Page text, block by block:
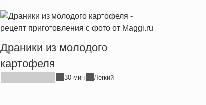
Драники из молодого
картофеля
30 мин Легкий